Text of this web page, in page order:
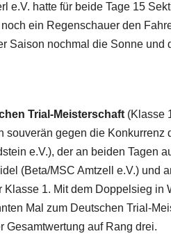
e.V. hatte für beide Tage 15
ein Regenschauer den
Saison nochmal die Sonne und
Trial-Meisterschaft (Klasse
souverän gegen die
e.V.), der an beiden Tagen
(Beta/MSC Amtzell e.V.) und
Klasse 1. Mit dem Doppelsieg
Mal zum Deutschen Trial-
Gesamtwertung auf Rang drei.